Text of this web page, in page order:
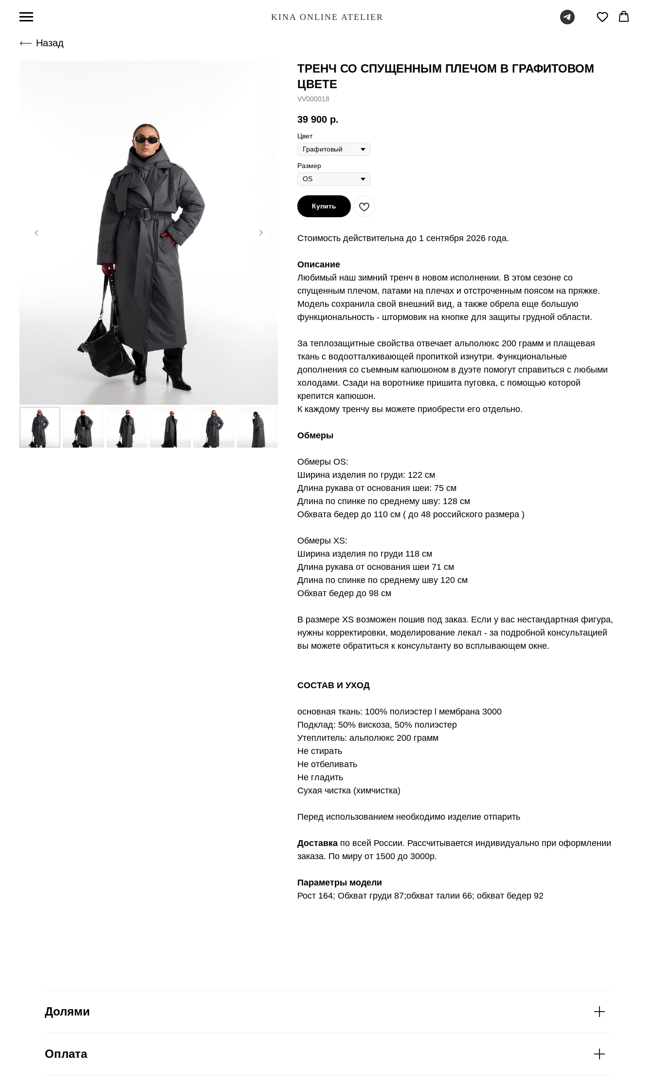
KINA ONLINE ATELIER
Назад
ТРЕНЧ СО СПУЩЕННЫМ ПЛЕЧОМ В ГРАФИТОВОМ
ЦВЕТЕ
VV000018
39 900 р.
Цвет
Размер
Купить
Стоимость действительна до 1 сентября 2026 года.
Описание
Любимый наш зимний тренч в новом исполнении. В этом сезоне со
спущенным плечом, патами на плечах и отстроченным поясом на пряжке.
Модель сохранила свой внешний вид, а также обрела еще большую
функциональность - штормовик на кнопке для защиты грудной области.
За теплозащитные свойства отвечает альполюкс 200 грамм и плащевая
ткань с водоотталкивающей пропиткой изнутри. Функциональные
дополнения со съемным капюшоном в дуэте помогут справиться с любыми
холодами. Сзади на воротнике пришита пуговка, с помощью которой
крепится капюшон.
К каждому тренчу вы можете приобрести его отдельно.
Обмеры
Обмеры OS:
Ширина изделия по груди: 122 см
Длина рукава от основания шеи: 75 см
Длина по спинке по среднему шву: 128 см
Обхвата бедер до 110 см ( до 48 российского размера )
Обмеры XS:
Ширина изделия по груди 118 см
Длина рукава от основания шеи 71 см
Длина по спинке по среднему шву 120 см
Обхват бедер до 98 см
В размере XS возможен пошив под заказ. Если у вас нестандартная фигура,
нужны корректировки, моделирование лекал - за подробной консультацией
вы можете обратиться к консультанту во всплывающем окне.
СОСТАВ И УХОД
основная ткань: 100% полиэстер l мембрана 3000
Подклад: 50% вискоза, 50% полиэстер
Утеплитель: альполюкс 200 грамм
Не стирать
Не отбеливать
Не гладить
Сухая чистка (химчистка)
Перед использованием необходимо изделие отпарить
Доставка по всей России. Рассчитывается индивидуально при оформлении
заказа. По миру от 1500 до 3000р.
Параметры модели
Рост 164; Обхват груди 87;обхват талии 66; обхват бедер 92
Долями
Оплата